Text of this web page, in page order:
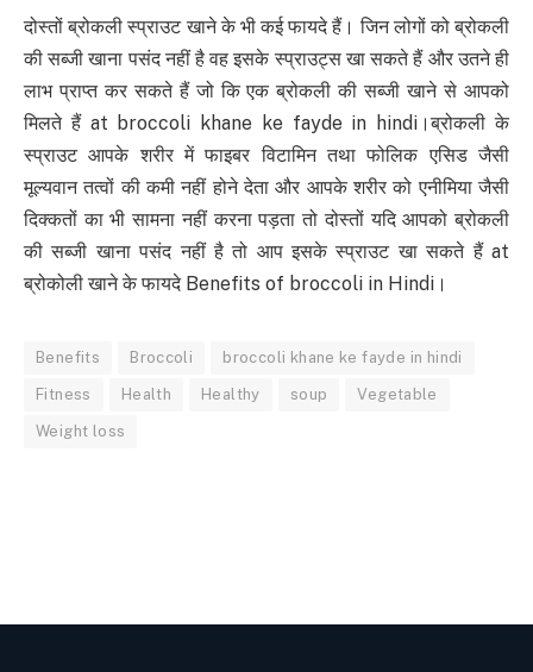
दोस्तों ब्रोकली स्प्राउट खाने के भी कई फायदे हैं। जिन लोगों को ब्रोकली
की सब्जी खाना पसंद नहीं है वह इसके स्प्राउट्स खा सकते हैं और उतने ही
लाभ प्राप्त कर सकते हैं जो कि एक ब्रोकली की सब्जी खाने से आपको
मिलते हैं at broccoli khane ke fayde in hindi।ब्रोकली के
स्प्राउट आपके शरीर में फाइबर विटामिन तथा फोलिक एसिड जैसी
मूल्यवान तत्वों की कमी नहीं होने देता और आपके शरीर को एनीमिया जैसी
दिक्कतों का भी सामना नहीं करना पड़ता तो दोस्तों यदि आपको ब्रोकली
की सब्जी खाना पसंद नहीं है तो आप इसके स्प्राउट खा सकते हैं at
ब्रोकोली खाने के फायदे Benefits of broccoli in Hindi।
Benefits Broccoli broccoli khane ke fayde in hindi
Fitness Health Healthy soup Vegetable
Weight loss